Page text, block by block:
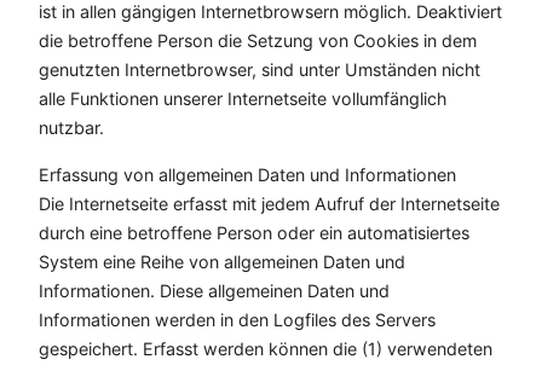
ist in allen gängigen Internetbrowsern möglich. Deaktiviert
die betroffene Person die Setzung von Cookies in dem
genutzten Internetbrowser, sind unter Umständen nicht
alle Funktionen unserer Internetseite vollumfänglich
nutzbar.
Erfassung von allgemeinen Daten und Informationen
Die Internetseite erfasst mit jedem Aufruf der Internetseite
durch eine betroffene Person oder ein automatisiertes
System eine Reihe von allgemeinen Daten und
Informationen. Diese allgemeinen Daten und
Informationen werden in den Logfiles des Servers
gespeichert. Erfasst werden können die (1) verwendeten